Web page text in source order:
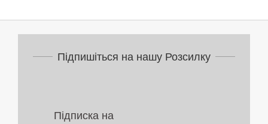
02-
17
Підпишіться на нашу Розсилку
Підписка на